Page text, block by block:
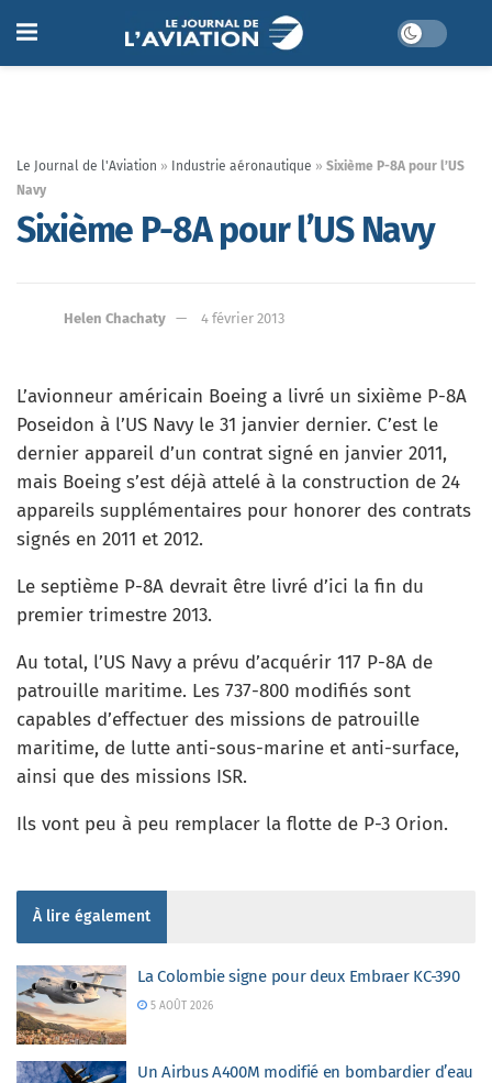
Le Journal de l'Aviation » Industrie aéronautique » Sixième P-8A pour l’US
Navy
Sixième P-8A pour l’US Navy
Helen Chachaty 4 février 2013
L’avionneur américain Boeing a livré un sixième P-8A
Poseidon à l’US Navy le 31 janvier dernier. C’est le
dernier appareil d’un contrat signé en janvier 2011,
mais Boeing s’est déjà attelé à la construction de 24
appareils supplémentaires pour honorer des contrats
signés en 2011 et 2012.
Le septième P-8A devrait être livré d’ici la fin du
premier trimestre 2013.
Au total, l’US Navy a prévu d’acquérir 117 P-8A de
patrouille maritime. Les 737-800 modifiés sont
capables d’effectuer des missions de patrouille
maritime, de lutte anti-sous-marine et anti-surface,
ainsi que des missions ISR.
Ils vont peu à peu remplacer la flotte de P-3 Orion.
À lire également
La Colombie signe pour deux Embraer KC-390
5 AOÛT 2026
Un Airbus A400M modifié en bombardier d’eau